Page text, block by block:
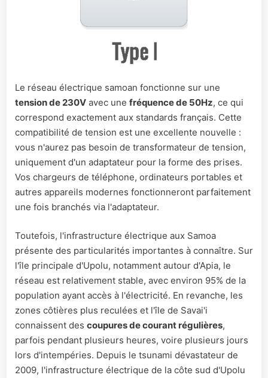
Le réseau électrique samoan fonctionne sur une
tension de 230V avec une fréquence de 50Hz, ce qui
correspond exactement aux standards français. Cette
compatibilité de tension est une excellente nouvelle :
vous n'aurez pas besoin de transformateur de tension,
uniquement d'un adaptateur pour la forme des prises.
Vos chargeurs de téléphone, ordinateurs portables et
autres appareils modernes fonctionneront parfaitement
une fois branchés via l'adaptateur.
Toutefois, l'infrastructure électrique aux Samoa
présente des particularités importantes à connaître. Sur
l'île principale d'Upolu, notamment autour d'Apia, le
réseau est relativement stable, avec environ 95% de la
population ayant accès à l'électricité. En revanche, les
zones côtières plus reculées et l'île de Savai'i
connaissent des coupures de courant régulières,
parfois pendant plusieurs heures, voire plusieurs jours
lors d'intempéries. Depuis le tsunami dévastateur de
2009, l'infrastructure électrique de la côte sud d'Upolu